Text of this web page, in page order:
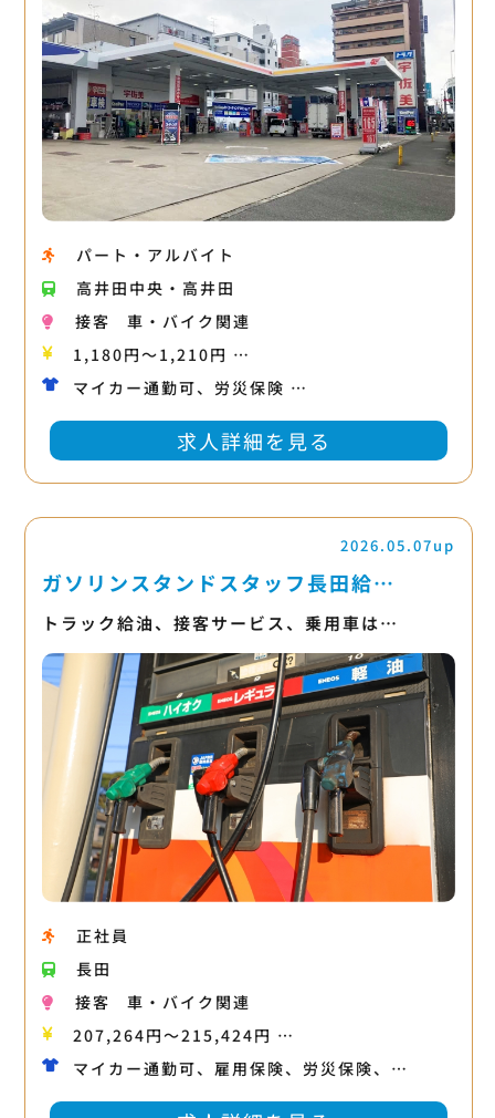
パート・アルバイト
高井田中央・高井田
接客
車・バイク関連
1,180円〜1,210円 …
マイカー通勤可、労災保険 …
求人詳細を見る
2026.05.07up
ガソリンスタンドスタッフ長田給…
トラック給油、接客サービス、乗用車は…
正社員
長田
接客
車・バイク関連
207,264円〜215,424円 …
マイカー通勤可、雇用保険、労災保険、…